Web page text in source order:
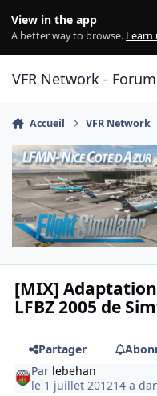
View in the app
A better way to browse. Learn
VFR Network - Forum
Accueil VFR Network
[MIX] Adaptation
LFBZ 2005 de
Partager
Par lebehan
le 1 juillet 201214 a